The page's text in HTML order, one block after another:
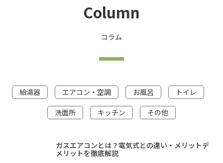
Column
コラム
給湯器 エアコン・空調 お風呂 トイレ
洗面所 キッチン その他
ガスエアコンとは？電気式との違い・メリットデ
メリットを徹底解説